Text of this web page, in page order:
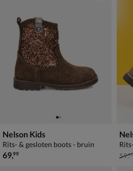
Nelson Kids
Rits- & gesloten boots - bruin
€ 69,99
69,99 59,99